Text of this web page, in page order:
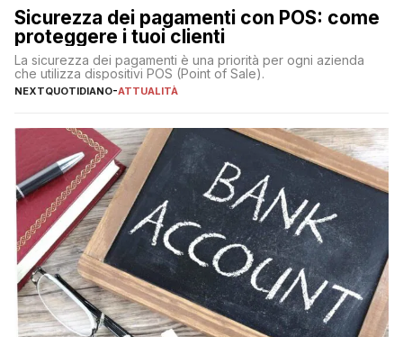
Sicurezza dei pagamenti con POS: come
proteggere i tuoi clienti
La sicurezza dei pagamenti è una priorità per ogni azienda
che utilizza dispositivi POS (Point of Sale).
NEXTQUOTIDIANO-ATTUALITÀ